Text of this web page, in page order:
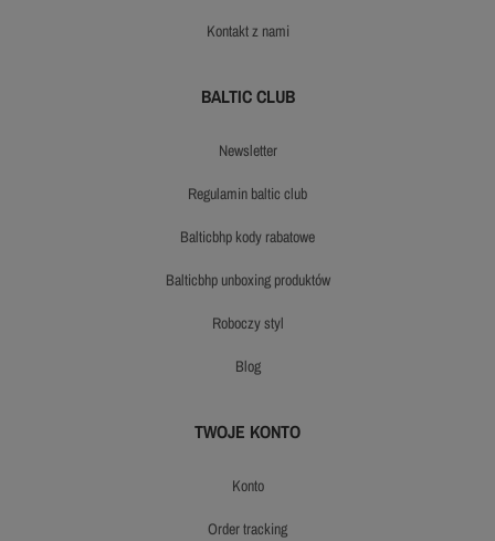
kontakt z nami
BALTIC CLUB
newsletter
regulamin baltic club
balticbhp kody rabatowe
balticbhp unboxing produktów
roboczy styl
blog
TWOJE KONTO
konto
order tracking